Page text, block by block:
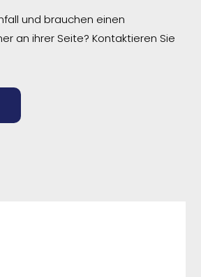
und brauchen einen
an ihrer Seite? Kontaktieren Sie